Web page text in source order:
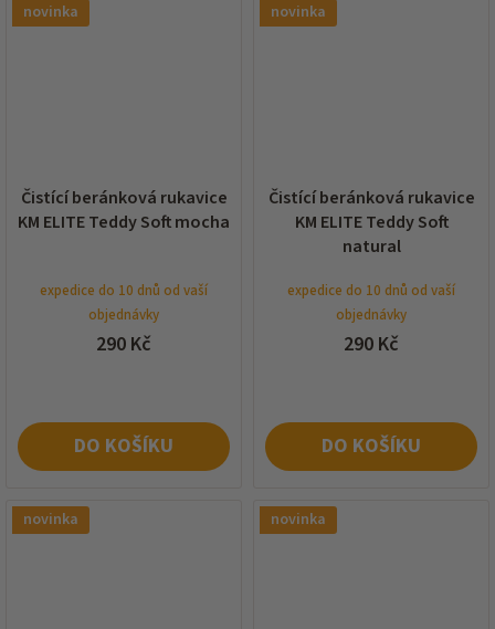
novinka
Čistící beránková rukavice
KM ELITE Teddy Soft mocha
expedice do 10 dnů od vaší
objednávky
290 Kč
DO KOŠÍKU
novinka
Čistící beránková rukavice
KM ELITE Teddy Soft
natural
expedice do 10 dnů od vaší
objednávky
290 Kč
DO KOŠÍKU
novinka novinka